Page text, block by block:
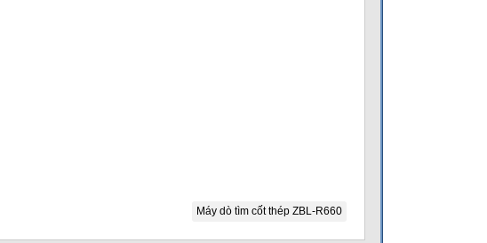
Máy dò tìm cốt thép ZBL-R660